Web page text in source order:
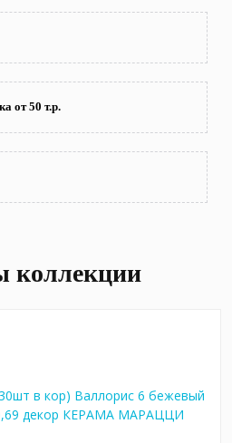
от 50 т.р.
коллекции